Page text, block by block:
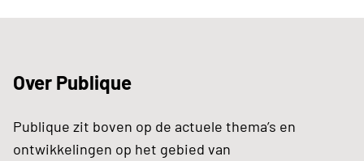
Over Publique
Publique zit boven op de actuele thema’s en
ontwikkelingen op het gebied van